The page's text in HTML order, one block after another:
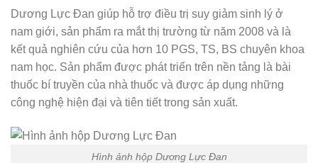
Dương Lực Đan giúp hỗ trợ điều trị suy giảm sinh lý ở
nam giới, sản phẩm ra mắt thị trường từ năm 2008 và là
kết quả nghiên cứu của hơn 10 PGS, TS, BS chuyên khoa
nam học. Sản phẩm được phát triển trên nền tảng là bài
thuốc bí truyền của nhà thuốc và được áp dụng những
công nghệ hiện đại và tiên tiết trong sản xuất.
Hình ảnh hộp Dương Lực Đan